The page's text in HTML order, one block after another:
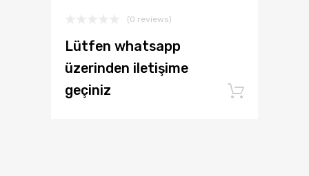
(0 reviews)
Lütfen whatsapp
üzerinden iletişime
geçiniz